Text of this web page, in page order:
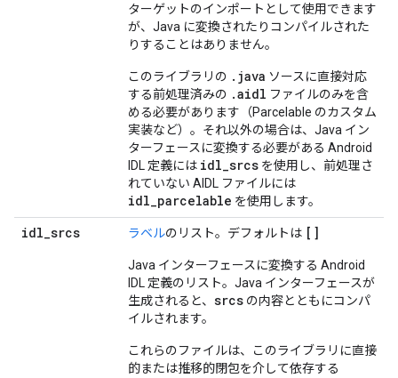
ターゲットのインポートとして使用できます
が、Java に変換されたりコンパイルされた
りすることはありません。
このライブラリの .java ソースに直接対応
する前処理済みの .aidl ファイルのみを含
める必要があります（Parcelable のカスタム
実装など）。それ以外の場合は、Java イン
ターフェースに変換する必要がある Android
IDL 定義には idl_srcs を使用し、前処理さ
れていない AIDL ファイルには
idl_parcelable を使用します。
idl_srcs ラベルのリスト。デフォルトは []
Java インターフェースに変換する Android
IDL 定義のリスト。Java インターフェースが
生成されると、 srcs の内容とともにコンパ
イルされます。
これらのファイルは、このライブラリに直接
的または推移的閉包を介して依存する